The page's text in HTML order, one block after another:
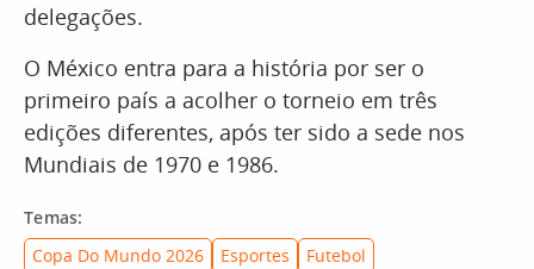
delegações.
O México entra para a história por ser o
primeiro país a acolher o torneio em três
edições diferentes, após ter sido a sede nos
Mundiais de 1970 e 1986.
Temas:
Copa Do Mundo 2026
Esportes Futebol